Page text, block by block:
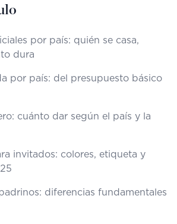
por país: quién se casa,
dura
por país: del presupuesto básico
cuánto dar según el país y la
invitados: colores, etiqueta y
diferencias fundamentales